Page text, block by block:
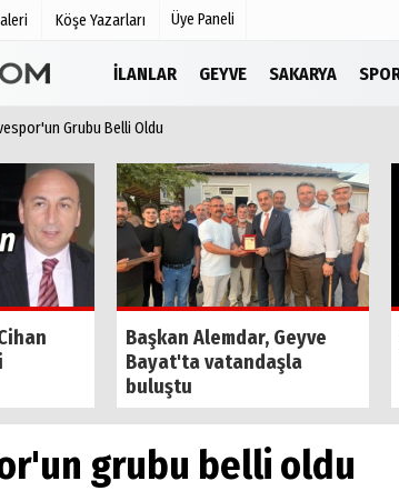
Köşe Yazarları Üye Paneli
İLANLAR GEYVE SAKARYA
Anketler
Biyografiler
Grubu Belli Oldu
Başkan Alemdar, Geyve
Bayat'ta vatandaşla
buluştu
grubu belli oldu